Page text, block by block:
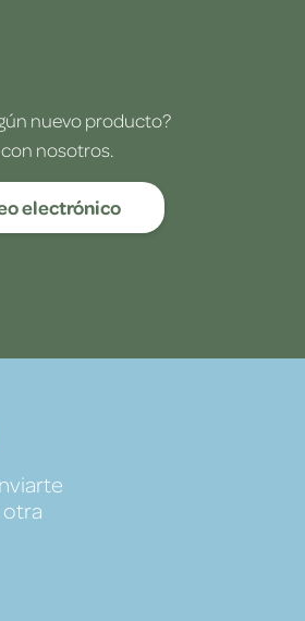
nuevo producto?
nosotros.
electrónico